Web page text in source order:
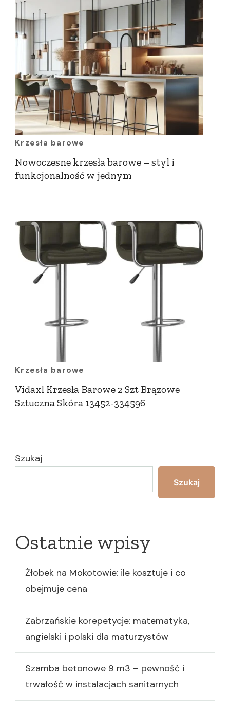
Krzesła barowe
Nowoczesne krzesła barowe – styl i
funkcjonalność w jednym
Krzesła barowe
Vidaxl Krzesła Barowe 2 Szt Brązowe
Sztuczna Skóra 13452-334596
Szukaj
Szukaj
Ostatnie wpisy
Żłobek na Mokotowie: ile kosztuje i co
obejmuje cena
Zabrzańskie korepetycje: matematyka,
angielski i polski dla maturzystów
Szamba betonowe 9 m3 – pewność i
trwałość w instalacjach sanitarnych